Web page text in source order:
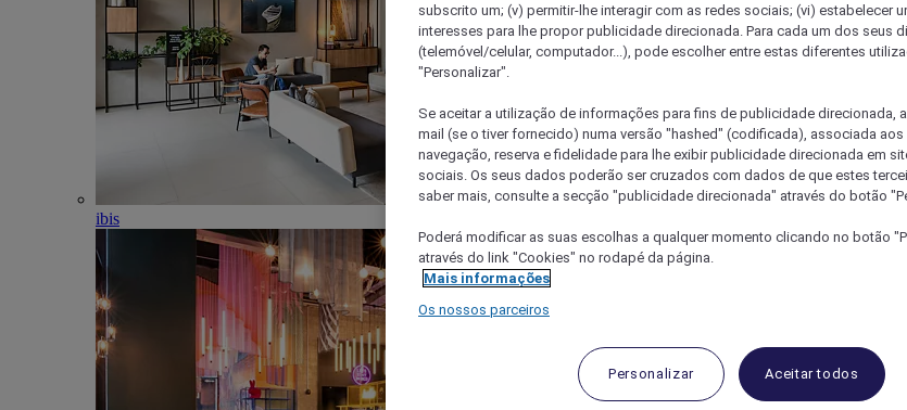
ibis
subscrito um; (v) permitir-lhe interagir com as redes sociais; (vi) estabelecer
interesses para lhe propor publicidade direcionada. Para cada um dos seus
(telemóvel/celular, computador...), pode escolher entre estas diferentes
"Personalizar".
Se aceitar a utilização de informações para fins de publicidade direcionada,
mail (se o tiver fornecido) numa versão "hashed" (codificada), associada
navegação, reserva e fidelidade para lhe exibir publicidade direcionada em
sociais. Os seus dados poderão ser cruzados com dados de que estes
saber mais, consulte a secção "publicidade direcionada" através do botão
Poderá modificar as suas escolhas a qualquer momento clicando no botão
através do link "Cookies" no rodapé da página.
Mais informações
Os nossos parceiros
Personalizar Aceitar todos